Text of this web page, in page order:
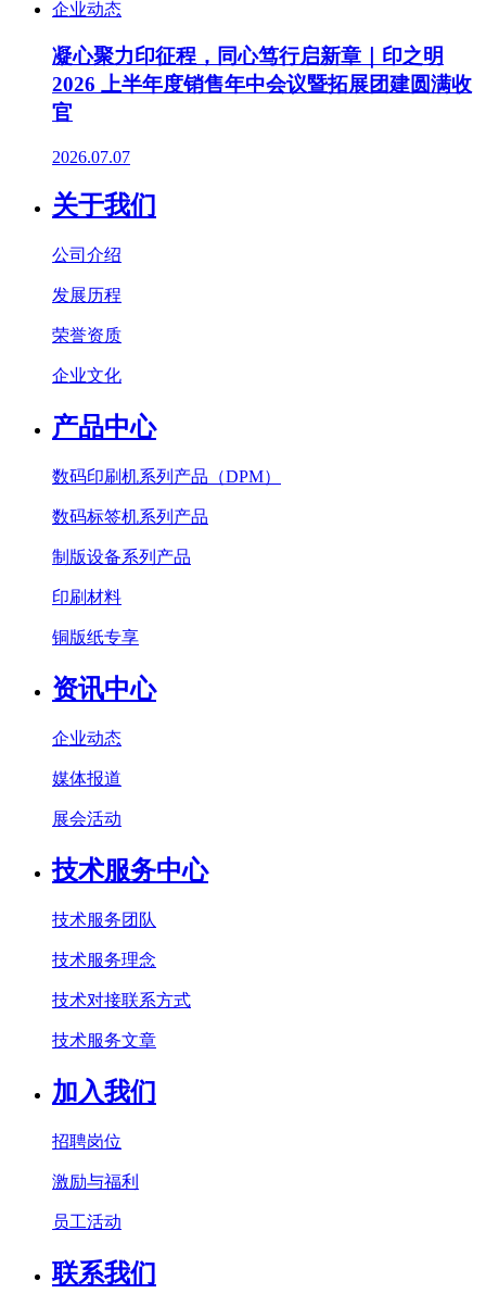
企业动态
凝心聚力印征程，同心笃行启新章｜印之明
2026 上半年度销售年中会议暨拓展团建圆满收
官
2026.07.07
关于我们
公司介绍
发展历程
荣誉资质
企业文化
产品中心
数码印刷机系列产品（DPM）
数码标签机系列产品
制版设备系列产品
印刷材料
铜版纸专享
资讯中心
企业动态
媒体报道
展会活动
技术服务中心
技术服务团队
技术服务理念
技术对接联系方式
技术服务文章
加入我们
招聘岗位
激励与福利
员工活动
联系我们